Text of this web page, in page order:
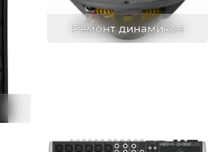
Ремонт динамиков